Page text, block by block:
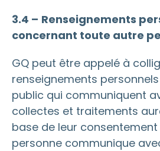
3.4 – Renseignements
concernant toute autre
GQ peut être appelé à
renseignements
public qui communiquent
collectes et traitements
base de leur consentement
personne communique